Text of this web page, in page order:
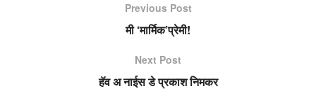
Previous Post
मी ‘मार्मिक’प्रेमी!
Next Post
हॅव अ नाईस डे प्रकाश निमकर